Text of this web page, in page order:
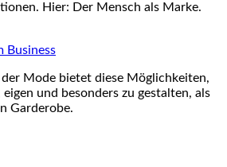
Hier: Der Mensch als Marke.
Business
Mode bietet diese Möglichkeiten,
und besonders zu gestalten, als
Garderobe.